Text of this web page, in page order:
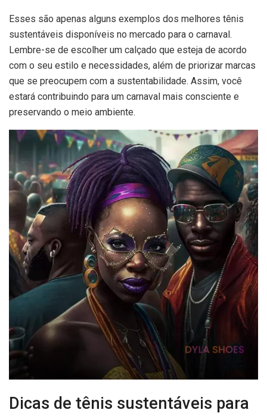
Esses são apenas alguns exemplos dos melhores tênis
sustentáveis disponíveis no mercado para o carnaval.
Lembre-se de escolher um calçado que esteja de acordo
com o seu estilo e necessidades, além de priorizar marcas
que se preocupem com a sustentabilidade. Assim, você
estará contribuindo para um carnaval mais consciente e
preservando o meio ambiente.
Dicas de tênis sustentáveis para